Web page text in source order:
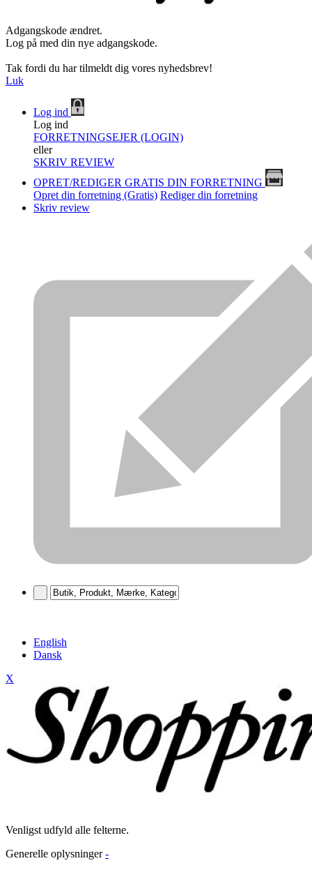
Adgangskode ændret.
Log på med din nye adgangskode.
Tak fordi du har tilmeldt dig vores nyhedsbrev!
Luk
Log ind
Log ind
FORRETNINGSEJER (LOGIN)
eller
SKRIV REVIEW
OPRET/REDIGER GRATIS DIN FORRETNING
Opret din forretning (Gratis) Rediger din forretning
Skriv review
English
Dansk
X
Venligst udfyld alle felterne.
Generelle oplysninger -